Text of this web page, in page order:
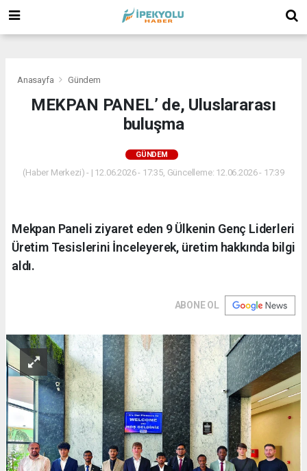
Anasayfa Gündem
MEKPAN PANEL’ de, Uluslararası
buluşma
GÜNDEM
(Haber Merkezi) - | 12.06.2026 - 17:35, Güncelleme: 12.06.2026 - 17:39
Mekpan Paneli ziyaret eden 9 Ülkenin Genç Liderleri
Üretim Tesislerini İnceleyerek, üretim hakkında bilgi
aldı.
ABONE OL